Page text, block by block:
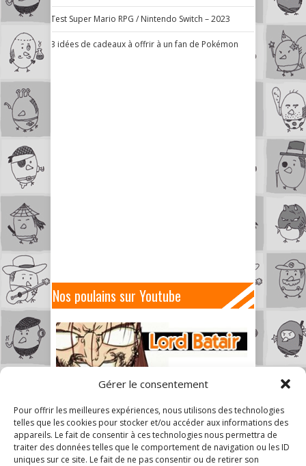
Gérer le consentement
Pour offrir les meilleures expériences, nous utilisons des technologies
telles que les cookies pour stocker et/ou accéder aux informations des
appareils. Le fait de consentir à ces technologies nous permettra de
traiter des données telles que le comportement de navigation ou les ID
uniques sur ce site. Le fait de ne pas consentir ou de retirer son
Test Super Mario RPG / Nintendo Switch – 2023
3 idées de cadeaux à offrir à un fan de Pokémon
Nos poulains sur Youtube